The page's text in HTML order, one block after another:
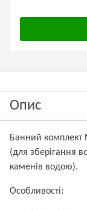
Опис
Банний комплект
(для зберігання
каменів водою).
Особливості: